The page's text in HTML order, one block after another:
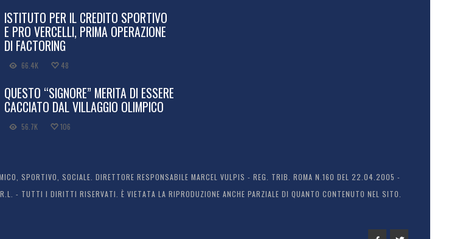
ISTITUTO PER IL CREDITO SPORTIVO
E PRO VERCELLI, PRIMA OPERAZIONE
DI FACTORING
66.4K 48
QUESTO “SIGNORE” MERITA DI ESSERE
CACCIATO DAL VILLAGGIO OLIMPICO
56.7K 106
SPORTIVO, SOCIALE. DIRETTORE RESPONSABILE MARCEL VULPIS - REG. TRIB. ROMA N.160 DEL 22.04.2005 -
I DIRITTI RISERVATI. È VIETATA LA RIPRODUZIONE ANCHE PARZIALE DI QUANTO CONTENUTO NEL SITO.